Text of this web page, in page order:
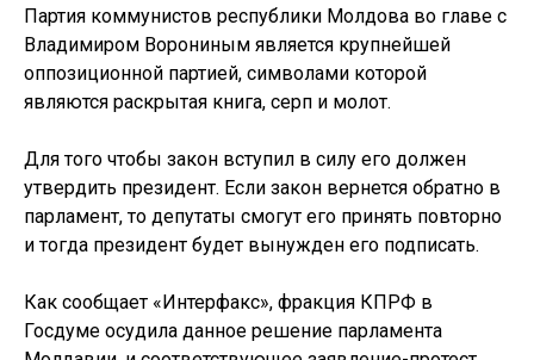
Партия коммунистов республики Молдова во главе с
Владимиром Ворониным является крупнейшей
оппозиционной партией, символами которой
являются раскрытая книга, серп и молот.
Для того чтобы закон вступил в силу его должен
утвердить президент. Если закон вернется обратно в
парламент, то депутаты смогут его принять повторно
и тогда президент будет вынужден его подписать.
Как сообщает «Интерфакс», фракция КПРФ в
Госдуме осудила данное решение парламента